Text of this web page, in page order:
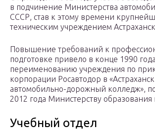
в подчинение Министерства
СССР, став к этому времени
техническим учреждением
Повышение требований к
подготовке привело в конце 1990
переименованию учреждения по
корпорации Росавтодор в
автомобильно-дорожный колледж»,
2012 года Министерству
Учебный отдел